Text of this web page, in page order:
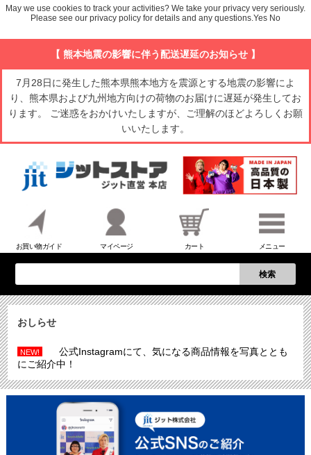
【 熊本地震の影響に伴う配送遅延のお知らせ 】
7月28日に発生した熊本県熊本地方を震源とする地震の影響によ
り、熊本県および九州地方向けの荷物のお届けに遅延が発生してお
ります。 ご迷惑をおかけいたしますが、ご理解のほどよろしくお願
いいたします。
お買い物ガイド マイページ カート メニュー
検索
おしらせ
NEW!
公式Instagramにて、気になる商品情報を写真ととも
にご紹介中！
May we use cookies to track your activities? We take your privacy very seriously.
Please see our privacy policy for details and any questions.Yes No